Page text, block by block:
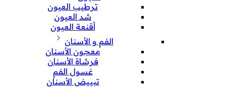
ترطيب العيون
شد العيون
أقنعة العيون
الفم و الأسنان
معجون الأسنان
فرشاة الأسنان
غسول الفم
تبييض الأسنان